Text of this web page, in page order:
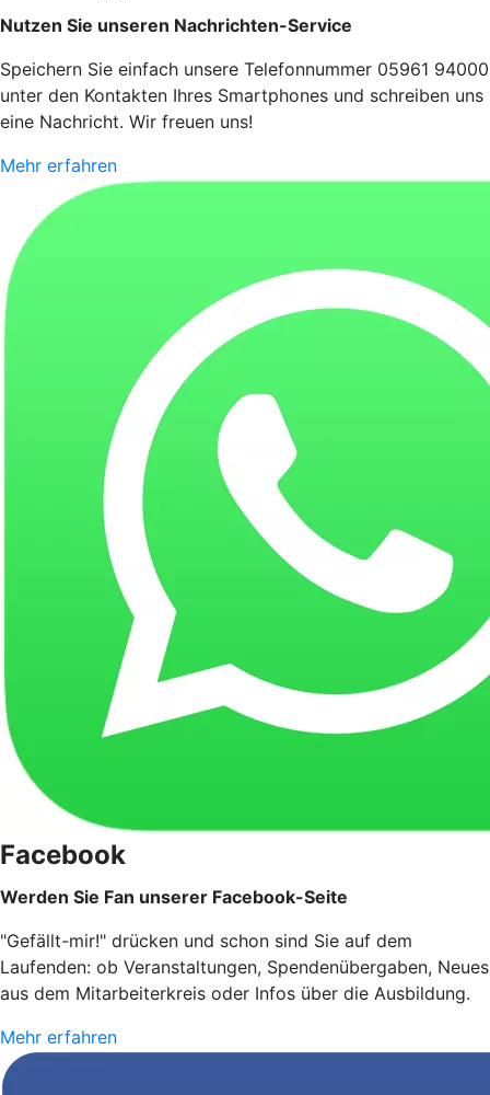
Nutzen Sie unseren Nachrichten-Service
Speichern Sie einfach unsere Telefonnummer 05961 94000
unter den Kontakten Ihres Smartphones und schreiben uns
eine Nachricht. Wir freuen uns!
Mehr erfahren
Facebook
Werden Sie Fan unserer Facebook-Seite
"Gefällt-mir!" drücken und schon sind Sie auf dem
Laufenden: ob Veranstaltungen, Spendenübergaben, Neues
aus dem Mitarbeiterkreis oder Infos über die Ausbildung.
Mehr erfahren